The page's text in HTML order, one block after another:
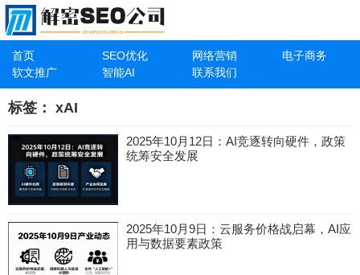
首页 SEO优化 网络营销
电子商务
软文推广
智能AI 联系我们
标签： xAI
2025年10月12日：AI竞逐转向硬件，政策
统筹安全发展
2025年10月9日：云服务价格战启幕，AI应
用与数据要素政策